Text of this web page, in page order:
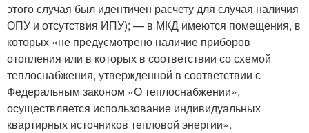
этого случая был идентичен расчету для случая наличия
ОПУ и отсутствия ИПУ); — в МКД имеются помещения, в
которых «не предусмотрено наличие приборов
отопления или в которых в соответствии со схемой
теплоснабжения, утвержденной в соответствии с
Федеральным законом «О теплоснабжении»,
осуществляется использование индивидуальных
квартирных источников тепловой энергии».